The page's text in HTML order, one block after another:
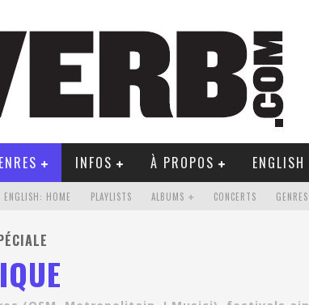
INFOS À PROPOS
ENGLISH: HOME PLAYLISTS ALBUMS CONCERTS GENRES